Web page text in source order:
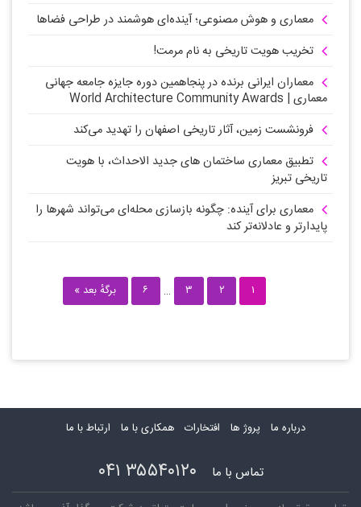
معماری و هوش مصنوعی؛ آینده‌ای هوشمند در طراحی فضاها
تخریب هویت تاریخی به نام مرمت!
معماران ایرانی برنده در پنجاهمین دوره جایزه جامعه جهانی
معماری | World Architecture Community Awards
فرونشست زمین، آثار تاریخی اصفهان را تهدید می‌کند
تطبیق معماری ساختمان های جدید الاحداث، با هویت
تاریخی تبریز
معماری برای آینده: چگونه بازسازی محله‌ای می‌تواند شهرها را
پایدارتر و عادلانه‌تر کند
۱ ۲ ۳ … ۶ برگهٔ بعد »
درباره ما پروژ ها افتخارات همکاری با ما ارتباط با ما
تماس با ما ۳۵۵۴۰۱۲۰ ۰۴۱